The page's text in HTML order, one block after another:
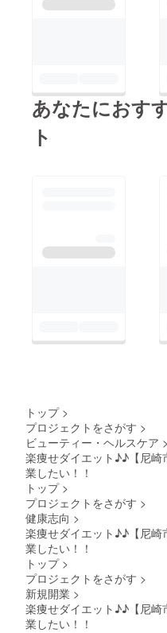
ぐらい元気にな
レイにしていく
石三鳥です！！
あなたにおす
ト
トップ >
プロジェクトをさがす >
ビューティー・ヘルスケア >
楽痩せダイエット♪♪【尼崎
業したい！！
トップ >
プロジェクトをさがす >
健康志向 >
楽痩せダイエット♪♪【尼崎
業したい！！
トップ >
プロジェクトをさがす >
新規開業 >
楽痩せダイエット♪♪【尼崎
業したい！！